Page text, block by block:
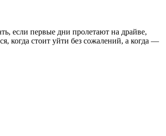
если первые дни пролетают на драйве,
когда стоит уйти без сожалений, а когда —